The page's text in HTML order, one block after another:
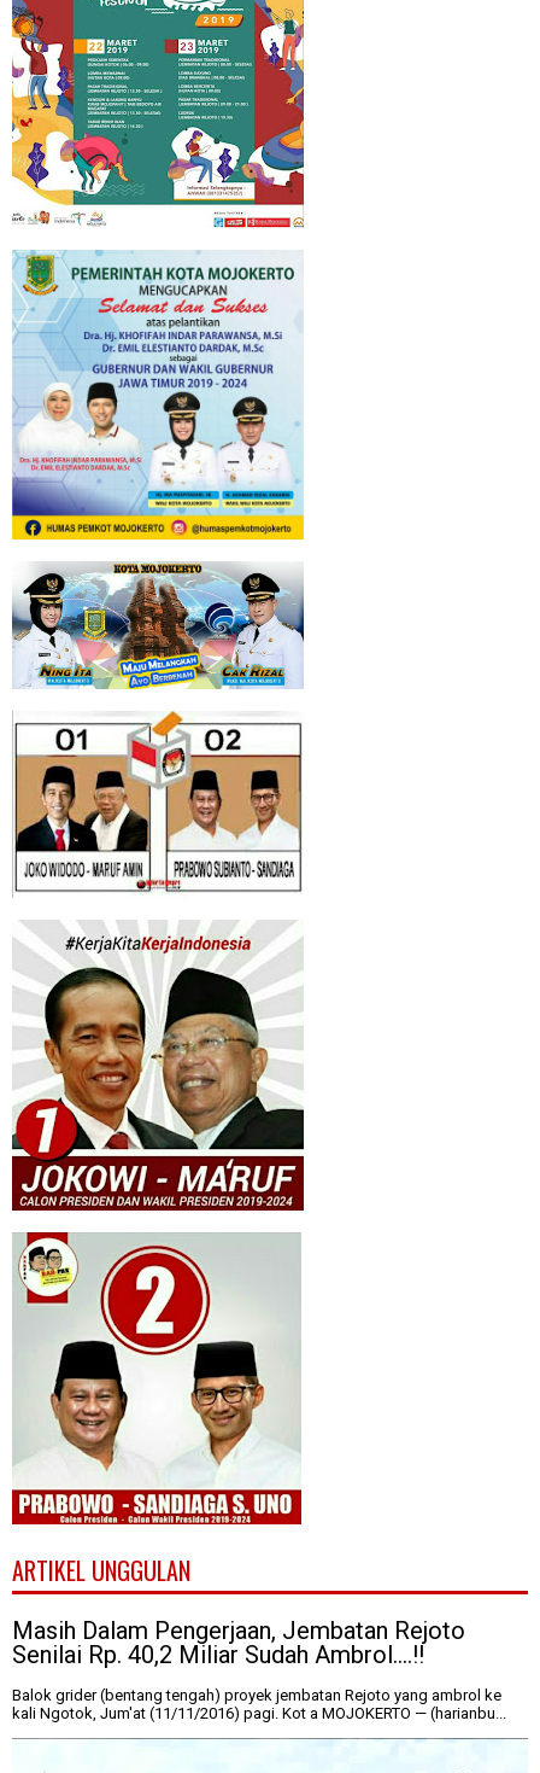
ARTIKEL UNGGULAN
Masih Dalam Pengerjaan, Jembatan Rejoto
Senilai Rp. 40,2 Miliar Sudah Ambrol....!!
Balok grider (bentang tengah) proyek jembatan Rejoto yang ambrol ke
kali Ngotok, Jum'at (11/11/2016) pagi. Kot a MOJOKERTO — (harianbu...